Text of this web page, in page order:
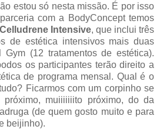
estou só nesta missão. É por isso
com a BodyConcept temos
Intensive, que inclui três
de estética intensivos mais duas
Gym (12 tratamentos de estética).
os participantes terão direito a
de programa mensal. Qual é o
Ficarmos com um corpinho se
muiiiiiiito próximo, do da
(de quem gosto muito e para
beijinho).